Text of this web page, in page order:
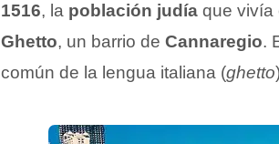
1516, la población judía que vivía
Ghetto, un barrio de Cannaregio.
común de la lengua italiana (ghetto